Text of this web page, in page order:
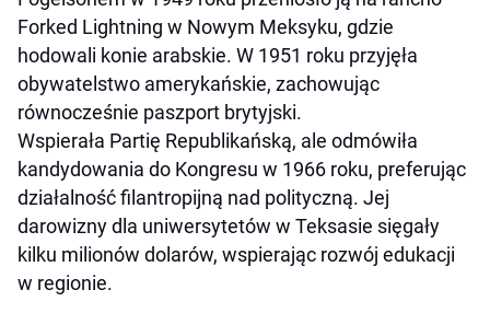
Forked Lightning w Nowym Meksyku, gdzie
hodowali konie arabskie. W 1951 roku przyjęła
obywatelstwo amerykańskie, zachowując
równocześnie paszport brytyjski.
Wspierała Partię Republikańską, ale odmówiła
kandydowania do Kongresu w 1966 roku, preferując
działalność filantropijną nad polityczną. Jej
darowizny dla uniwersytetów w Teksasie sięgały
kilku milionów dolarów, wspierając rozwój edukacji
w regionie.